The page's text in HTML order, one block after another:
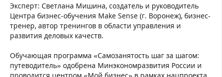
Эксперт: Светлана Мишина, создатель и руководитель
Центра бизнес-обучения Make Sense (г. Воронеж), бизнес-
тренер, автор тренингов в области управления и
развития деловых качеств.
Обучающая программа «Самозанятость шаг за шагом:
путеводитель» одобрена Минэкономразвития России и